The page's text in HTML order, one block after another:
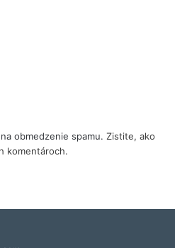
obmedzenie spamu. Zistite, ako
komentároch.